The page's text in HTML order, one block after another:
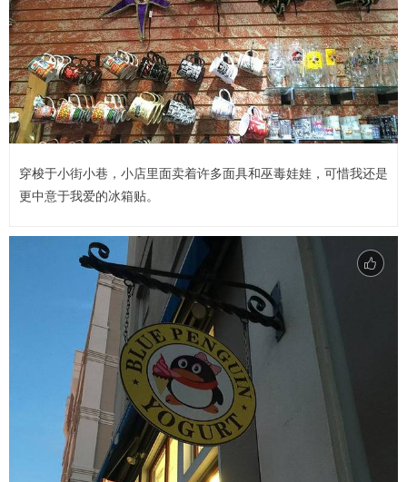
穿梭于小街小巷，小店里面卖着许多面具和巫毒娃娃，可惜我还是
更中意于我爱的冰箱贴。